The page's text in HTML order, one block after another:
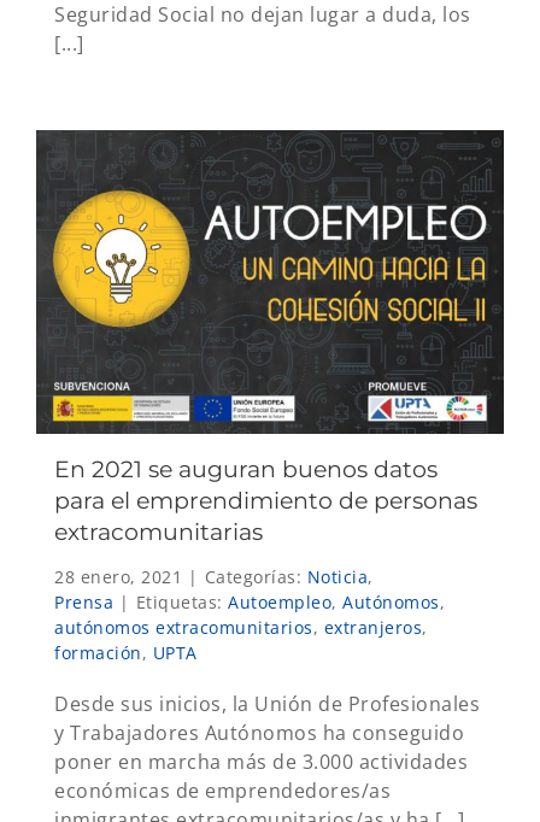
Seguridad Social no dejan lugar a duda, los
[...]
En 2021 se auguran buenos datos
para el emprendimiento de personas
extracomunitarias
28 enero, 2021 | Categorías: Noticia,
Prensa | Etiquetas: Autoempleo, Autónomos,
autónomos extracomunitarios, extranjeros,
formación, UPTA
Desde sus inicios, la Unión de Profesionales
y Trabajadores Autónomos ha conseguido
poner en marcha más de 3.000 actividades
económicas de emprendedores/as